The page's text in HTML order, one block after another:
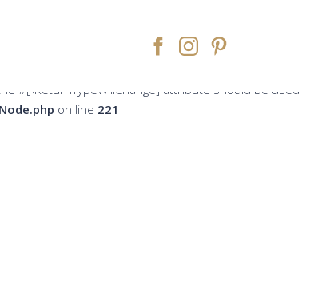
attribute should be used to temporarily suppress
#[\ReturnTypeWillChange] attribute should be used
on line 221